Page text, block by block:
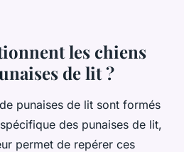
les chiens
de lit ?
punaises de lit sont formés
des punaises de lit,
permet de repérer ces